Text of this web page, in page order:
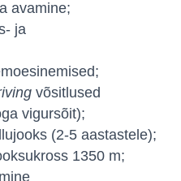
avamine;
ja
võsitlused
vigursõit);
(2-5 aastastele);
1350 m;